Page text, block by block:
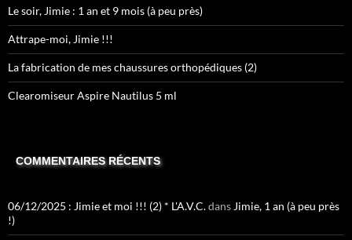
Le soir, Jimie : 1 an et 9 mois (à peu près)
Attrape-moi, Jimie !!!
La fabrication de mes chaussures orthopédiques (2)
Clearomiseur Aspire Nautilus 5 ml
COMMENTAIRES RÉCENTS
06/12/2025 : Jimie et moi !!! (2) * L'A.V.C.dans Jimie, 1 an (à peu près
!)